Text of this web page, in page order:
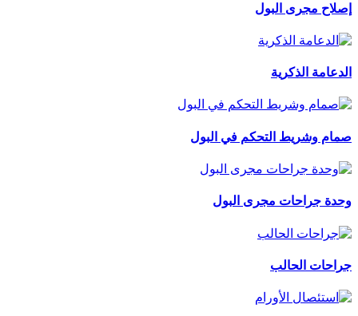
إصلاح مجرى البول
الدعامة الذكرية
صمام وشريط التحكم في البول
وحدة جراحات مجرى البول
جراحات الحالب